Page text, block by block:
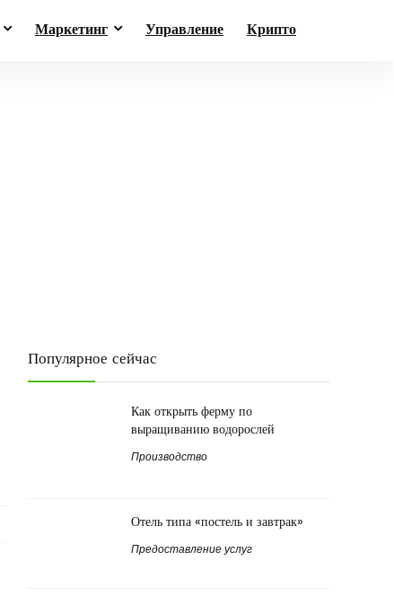
Маркетинг Управление Крипто
Популярное сейчас
Как открыть ферму по
выращиванию водорослей
Производство
Отель типа «постель и завтрак»
Предоставление услуг